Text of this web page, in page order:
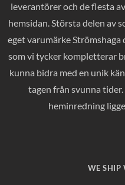
leverantörer och de flesta
hemsidan. Största delen av
eget varumärke
som vi tycker kompletterar
kunna bidra med en unik
tagen från svunna
heminredning
WE SHIP